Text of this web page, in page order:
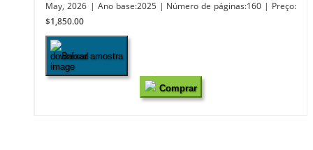
May, 2026 | Ano base:2025 | Número de páginas:160 | Preço:
$1,850.00
Baixar amostra
Comprar